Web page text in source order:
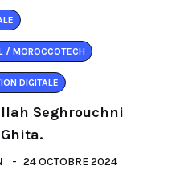
/ MOROCCOTECH
DIGITALE
Seghrouchni
24 OCTOBRE 2024